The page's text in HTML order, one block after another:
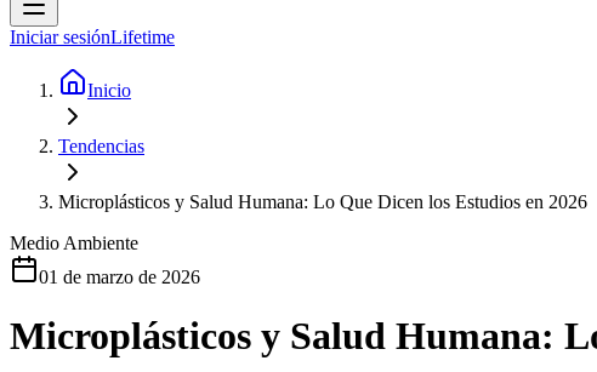
Iniciar sesiónLifetime
Inicio
Tendencias
Microplásticos y Salud Humana: Lo Que Dicen los Estudios en 2026
Medio Ambiente
01 de marzo de 2026
Microplásticos y Salud Humana: